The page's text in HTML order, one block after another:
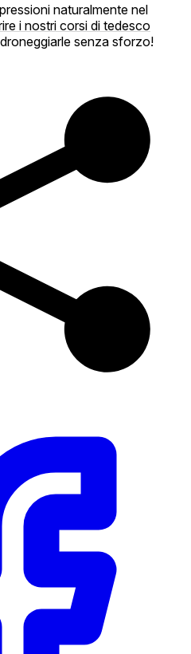
naturalmente nel
i nostri corsi di tedesco
senza sforzo!